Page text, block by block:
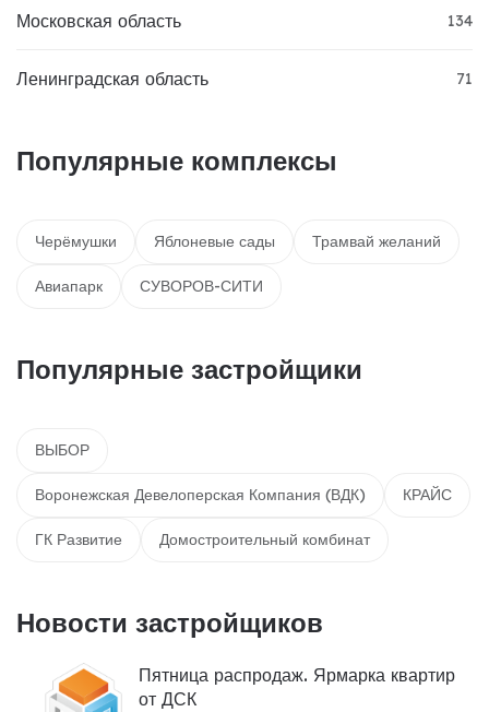
Московская область 134
Ленинградская область 71
Популярные комплексы
Черёмушки Яблоневые сады Трамвай желаний
Авиапарк СУВОРОВ-СИТИ
Популярные застройщики
ВЫБОР
Воронежская Девелоперская Компания (ВДК) КРАЙС
ГК Развитие Домостроительный комбинат
Новости застройщиков
Пятница распродаж. Ярмарка квартир
от ДСК